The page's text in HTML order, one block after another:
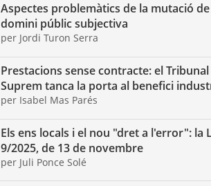
Aspectes problemàtics de la mutació de
domini públic subjectiva
per Jordi Turon Serra
Prestacions sense contracte: el Tribunal
Suprem tanca la porta al benefici
per Isabel Mas Parés
Els ens locals i el nou "dret a l'error": la
9/2025, de 13 de novembre
per Juli Ponce Solé